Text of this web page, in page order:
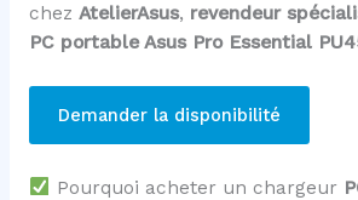
chez AtelierAsus, revendeur
PC portable Asus Pro Essential
Demander la disponibilité
Pourquoi acheter un chargeur